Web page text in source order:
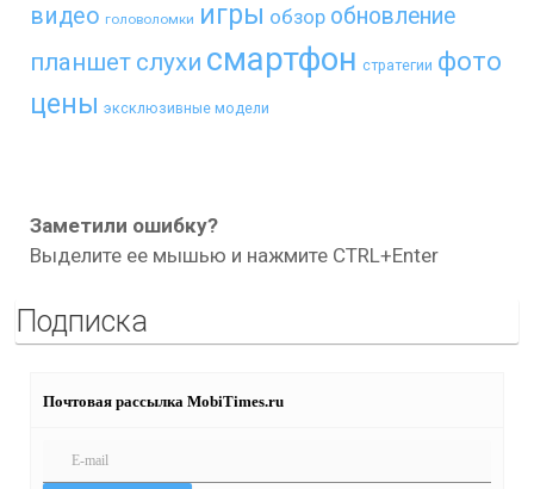
видео головоломки игры обзор обновление
планшет слухи смартфон стратегии фото
цены эксклюзивные модели
Заметили ошибку?
Выделите ее мышью и нажмите CTRL+Enter
Подписка
Почтовая рассылка MobiTimes.ru